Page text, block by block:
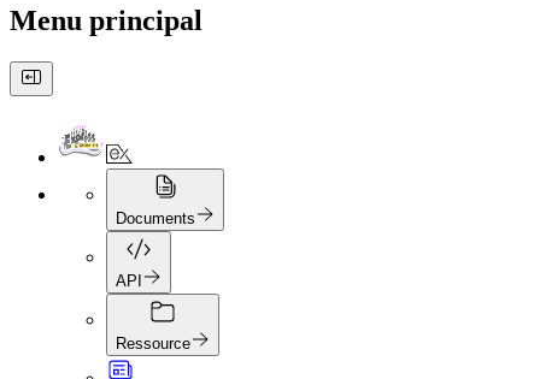
Menu principal
Documents
API
Ressource